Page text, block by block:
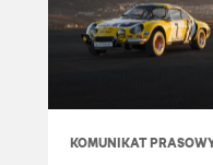
KOMUNIKAT